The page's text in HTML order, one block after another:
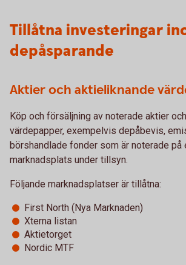
Tillåtna investeringar
depåsparande
Aktier och aktieliknande
Köp och försäljning av noterade aktier
värdepapper, exempelvis depåbevis,
börshandlade fonder som är noterade på
marknadsplats under tillsyn.
Följande marknadsplatser är tillåtna:
First North (Nya Marknaden)
Xterna listan
Aktietorget
Nordic MTF